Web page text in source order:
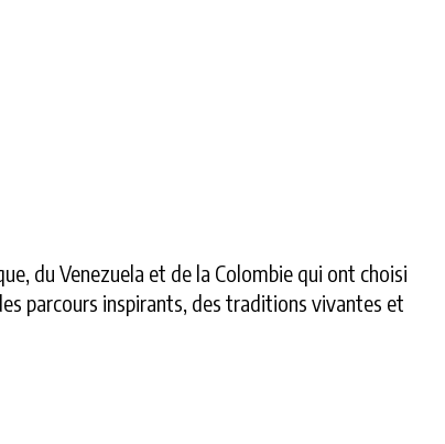
du Venezuela et de la Colombie qui ont choisi
parcours inspirants, des traditions vivantes et